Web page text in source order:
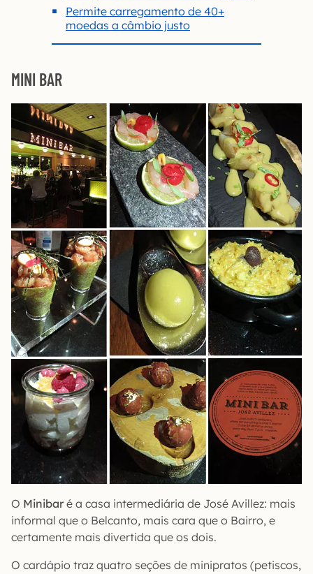
Permite carregamento de 40+
moedas a câmbio justo
MINI BAR
O Minibar é a casa intermediária de José Avillez: mais
informal que o Belcanto, mais cara que o Bairro, e
certamente mais divertida que os dois.
O cardápio traz quatro seções de minipratos (petiscos,